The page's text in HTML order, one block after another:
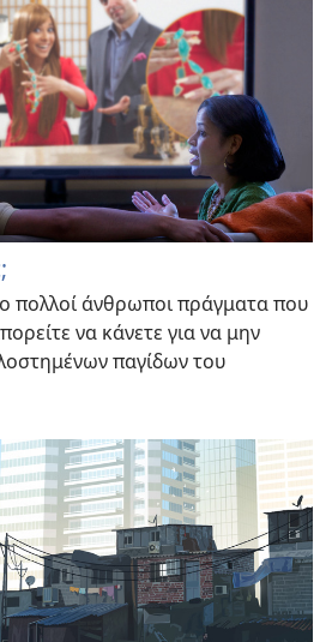
πολλοί άνθρωποι πράγματα που
να κάνετε για να μην
παγίδων του